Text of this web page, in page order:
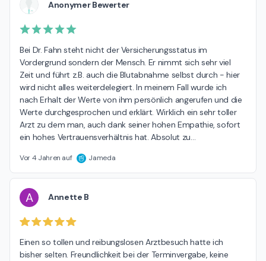
Anonymer Bewerter
Bei Dr. Fahn steht nicht der Versicherungsstatus im
Vordergrund sondern der Mensch. Er nimmt sich sehr viel
Zeit und führt z.B. auch die Blutabnahme selbst durch - hier
wird nicht alles weiterdelegiert. In meinem Fall wurde ich
nach Erhalt der Werte von ihm persönlich angerufen und die
Werte durchgesprochen und erklärt. Wirklich ein sehr toller
Arzt zu dem man, auch dank seiner hohen Empathie, sofort
ein hohes Vertrauensverhältnis hat. Absolut zu…
Vor 4 Jahren auf Jameda
A Annette B
Einen so tollen und reibungslosen Arztbesuch hatte ich
bisher selten. Freundlichkeit bei der Terminvergabe, keine